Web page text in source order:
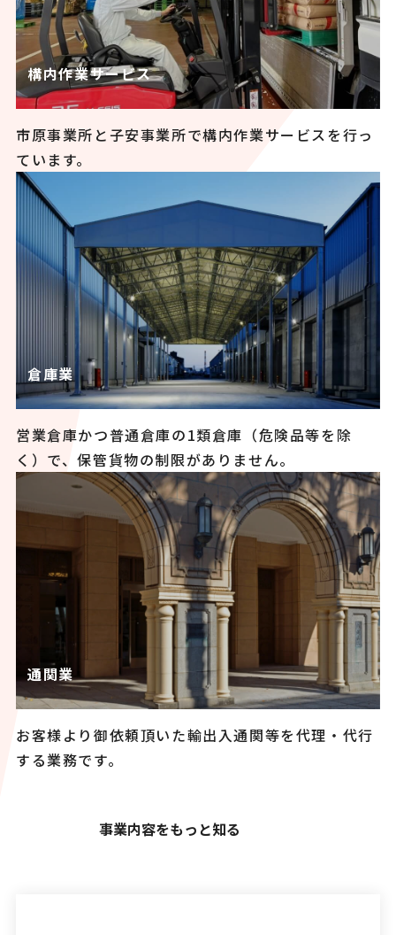
構内作業サービス
市原事業所と子安事業所で構内作業サービスを行っ
ています。
倉庫業
営業倉庫かつ普通倉庫の1類倉庫（危険品等を除
く）で、保管貨物の制限がありません。
通関業
お客様より御依頼頂いた輸出入通関等を代理・代行
する業務です。
事業内容をもっと知る